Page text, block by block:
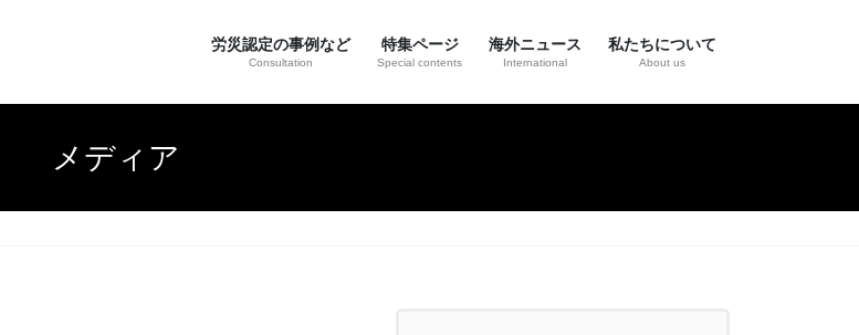
労災認定の事例など
Consultation
特集ページ
Special contents
海外ニュース
International
私たちについて
About us
メディア